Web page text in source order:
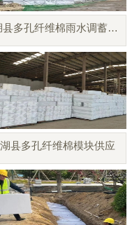
芜湖县多孔纤维棉雨水调蓄模块
县多孔纤维棉模块供应